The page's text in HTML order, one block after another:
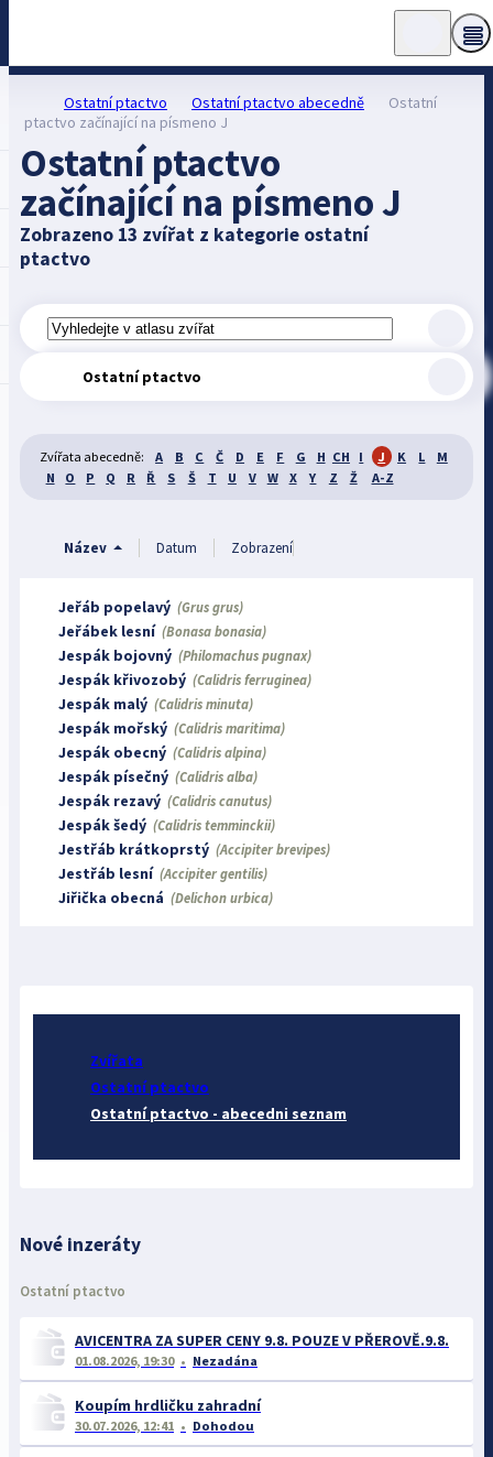
Ostatní ptactvo Ostatní ptactvo abecedně
Ostatní
ptactvo začínající na písmeno J
Ostatní ptactvo
začínající na písmeno J
Zobrazeno 13 zvířat z kategorie ostatní
ptactvo
Ostatní ptactvo
Zvířata abecedně: A B C Č D E F G H CH I J K L
M
N
O P Q R Ř S Š T U V W X Y Z Ž A-Z
Název Datum Zobrazení
Jeřáb popelavý (Grus grus)
Jeřábek lesní (Bonasa bonasia)
Jespák bojovný (Philomachus pugnax)
Jespák křivozobý (Calidris ferruginea)
Jespák malý (Calidris minuta)
Jespák mořský (Calidris maritima)
Jespák obecný (Calidris alpina)
Jespák písečný (Calidris alba)
Jespák rezavý (Calidris canutus)
Jespák šedý (Calidris temminckii)
Jestřáb krátkoprstý (Accipiter brevipes)
Jestřáb lesní (Accipiter gentilis)
Jiřička obecná (Delichon urbica)
Zvířata
Ostatní ptactvo
Ostatní ptactvo - abecedni seznam
Nové inzeráty
Ostatní ptactvo
AVICENTRA ZA SUPER CENY 9.8. POUZE V PŘEROVĚ.9.8.
01.08.2026, 19:30 Nezadána
Koupím hrdličku zahradní
30.07.2026, 12:41 Dohodou